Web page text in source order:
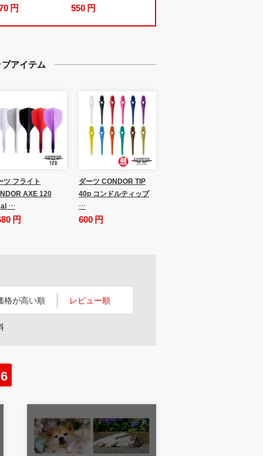
円 550 円
アイテム
ツ フライト
AXE 120
…
円
ダーツ CONDOR TIP
40p コンドルティップ
…
600 円
格が高い順 レビュー順
6